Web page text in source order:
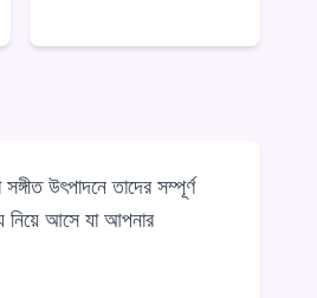
উৎপাদনে তাদের সম্পূর্ণ
নিয়ে আসে যা আপনার